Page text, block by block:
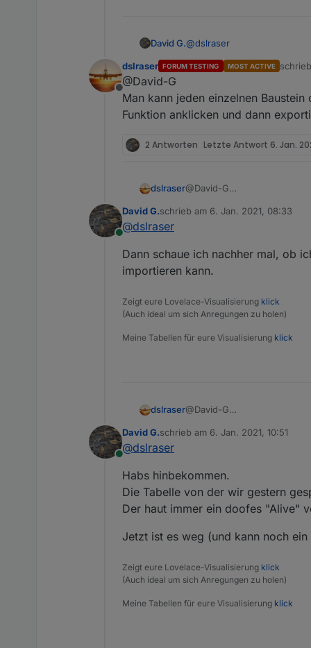
David G.@dslraser
Importieren ist was doof,
Offline
dslraser FORUM TESTING MOST ACTIVE
zuletzt
@David-G
Man kann jeden einzelnen
Funktion anklicken und dann
2 Antworten Letzte Antwort 6. Jan.
dslraser@David-G
Man kann jeden einzelnen
Funktion anklicken und
Online
David G.schrieb am 6. Jan. 2021, 08:33
zuletzt editiert von
@dslraser
Dann schaue ich nachher mal, ob
importieren kann.
Zeigt eure Lovelace-Visualisierung klick
(Auch ideal um sich Anregungen zu holen)
Meine Tabellen für eure Visualisierung klick
dslraser@David-G
Funktion anklicken und
Online
David G.schrieb am 6. Jan. 2021, 10:51
zuletzt editiert von
@dslraser
Habs hinbekommen.
Die Tabelle von der wir gestern
Der haut immer ein doofes "Alive"
Jetzt ist es weg (und kann noch
Zeigt eure Lovelace-Visualisierung klick
(Auch ideal um sich Anregungen zu holen)
Meine Tabellen für eure Visualisierung klick